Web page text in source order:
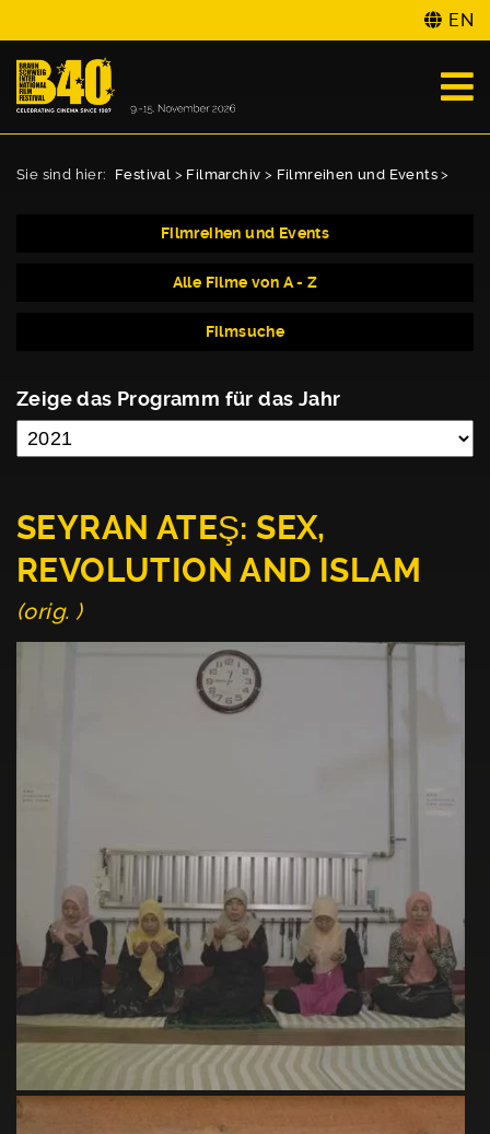
EN
Sie sind hier: Festival > Filmarchiv > Filmreihen und Events >
Filmreihen und Events
Alle Filme von A - Z
Filmsuche
Zeige das Programm für das Jahr
SEYRAN ATEŞ: SEX,
REVOLUTION AND ISLAM
(orig. )